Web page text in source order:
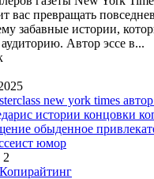
вас превращать
забавные истории,
Автор эссе в...
new york times автор
истории концовки
обыденное
юмор
2
Копирайтинг